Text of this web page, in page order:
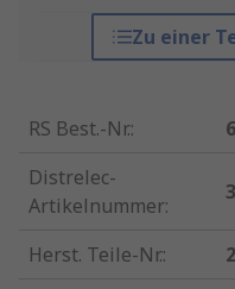
Zu einer
RS Best.-Nr.:
Distrelec-
Artikelnummer:
Herst. Teile-Nr.: